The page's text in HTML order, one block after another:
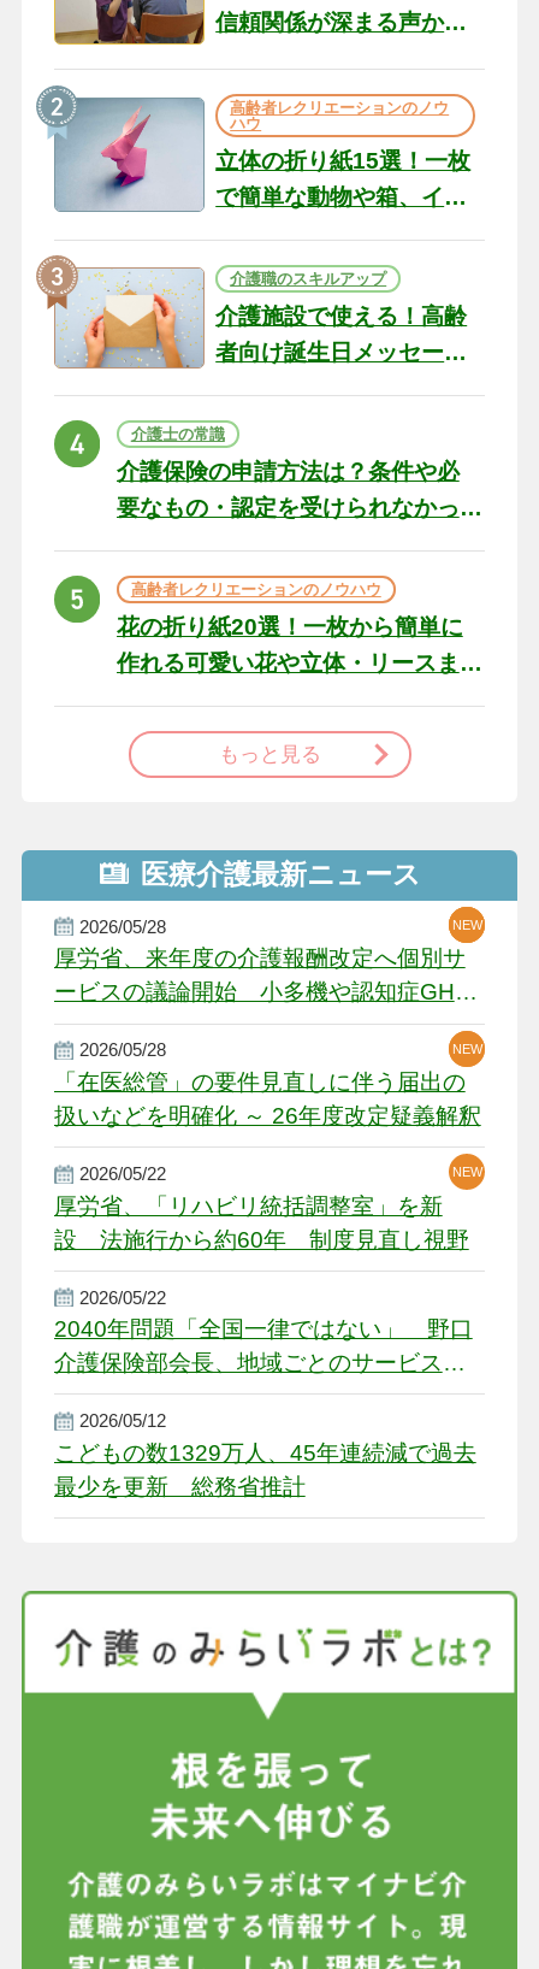
信頼関係が深まる声かけ
の現場から（22）
高齢者レクリエーションのノウ
ハウ
立体の折り紙15選！一枚
で簡単な動物や箱、イン
介護職のスキルアップ
介護施設で使える！高齢
者向け誕生日メッセージ
ト
介護士の常識
介護保険の申請方法は？条件や必
要なもの・認定を受けられなかっ
高齢者レクリエーションのノウハウ
花の折り紙20選！一枚から簡単に
作れる可愛い花や立体・リースま
もっと見る
医療介護最新ニュース
2026/05/28
厚労省、来年度の介護報酬改定へ個別サ
ービスの議論開始 小多機や認知症GH、
厳しい経営環境に危機感
NEW
NEW
NEW
2026/05/28
「在医総管」の要件見直しに伴う届出の
扱いなどを明確化 ～ 26年度改定疑義解釈
NEW
NEW
2026/05/22
厚労省、「リハビリ統括調整室」を新
設 法施行から約60年 制度見直し視野
NEW
2026/05/22
2040年問題「全国一律ではない」 野口
介護保険部会長、地域ごとのサービス基
盤整備を促す
2026/05/12
こどもの数1329万人、45年連続減で過去
最少を更新 総務省推計